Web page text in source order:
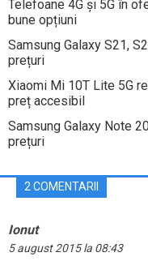
Telefoane 4G și 5G în
bune opțiuni
Samsung Galaxy S21,
prețuri
Xiaomi Mi 10T Lite 5G
preț accesibil
Samsung Galaxy Note
prețuri
2 COMENTARII
Ionut
5 august 2015 la 08:43